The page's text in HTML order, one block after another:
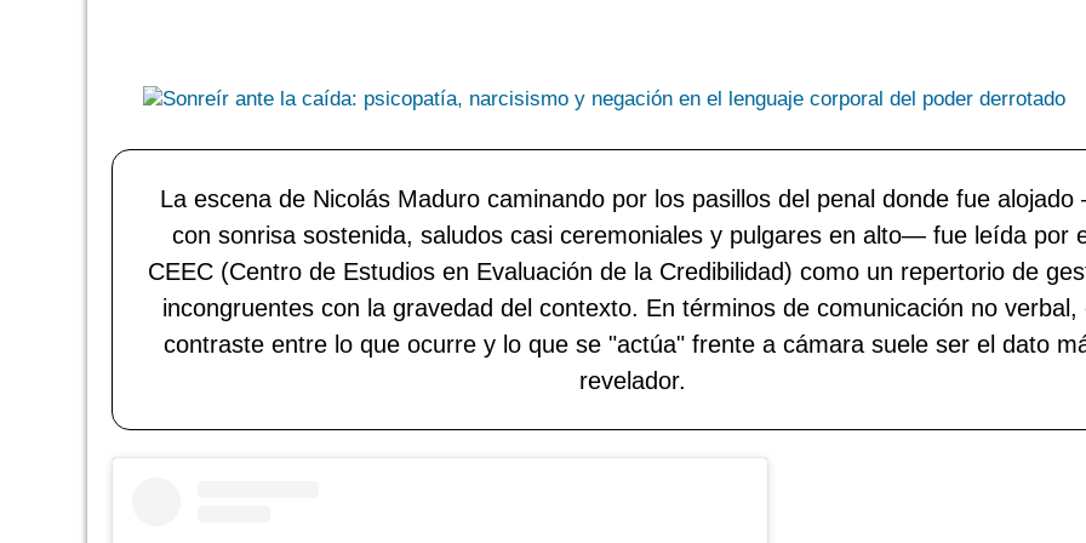
La escena de Nicolás Maduro caminando por los pasillos del penal donde fue
con sonrisa sostenida, saludos casi ceremoniales y pulgares en alto— fue leída por
CEEC (Centro de Estudios en Evaluación de la Credibilidad) como un repertorio de
incongruentes con la gravedad del contexto. En términos de comunicación no verbal,
contraste entre lo que ocurre y lo que se "actúa" frente a cámara suele ser el dato
revelador.